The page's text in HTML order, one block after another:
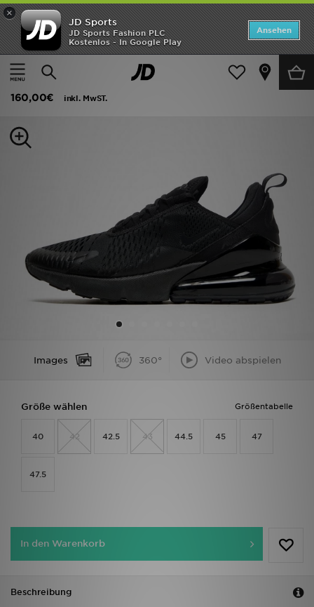
×
JD Sports
JD Sports Fashion PLC
Kostenlos - In Google Play
Ansehen
Startseite
Herren Herrenschuhe Sneakers
Nike Air Max 270 Herren
160,00€
inkl. MwST.
Images 360° Video abspielen
Größentabelle
Größe wählen
40 42 42.5 43 44.5 45 47
47.5
In den Warenkorb
Beschreibung
Startseite
ANGEBOTE
Herren
Bestsellers
JD Exklusives
Geschenkkarte
Filialfinder
Mein JD
Bestellverfolgung